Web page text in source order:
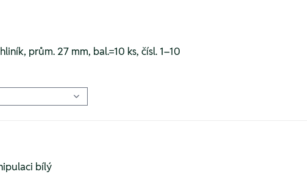
prům. 27 mm, bal.=10 ks, čísl. 1–10
bílý